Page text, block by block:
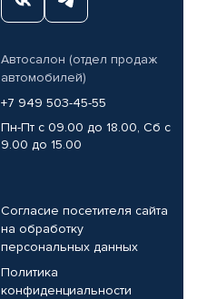
Автосалон (отдел продаж
автомобилей)
+7 949 503-45-55
Пн-Пт с 09.00 до 18.00, Сб с
9.00 до 15.00
Согласие посетителя сайта
на обработку
персональных данных
Политика
конфиденциальности